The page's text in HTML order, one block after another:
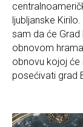
ljubljanske
sam da će Grad
obnovom
obnovu kojoj će
posećivati grad